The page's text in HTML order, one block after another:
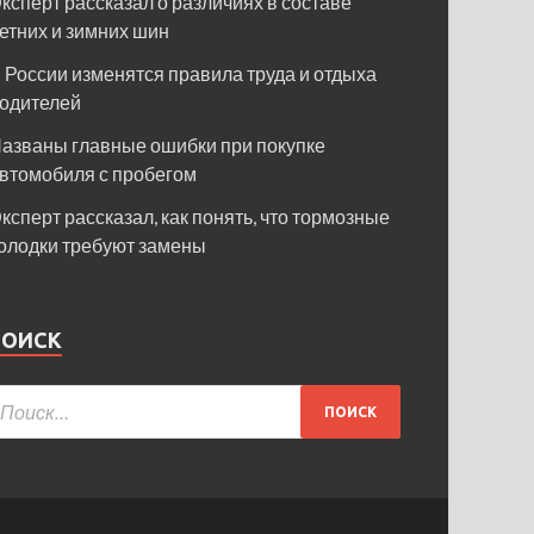
и зимних шин
России изменятся правила труда и отдыха
главные ошибки при покупке
с пробегом
рассказал, как понять, что тормозные
требуют замены